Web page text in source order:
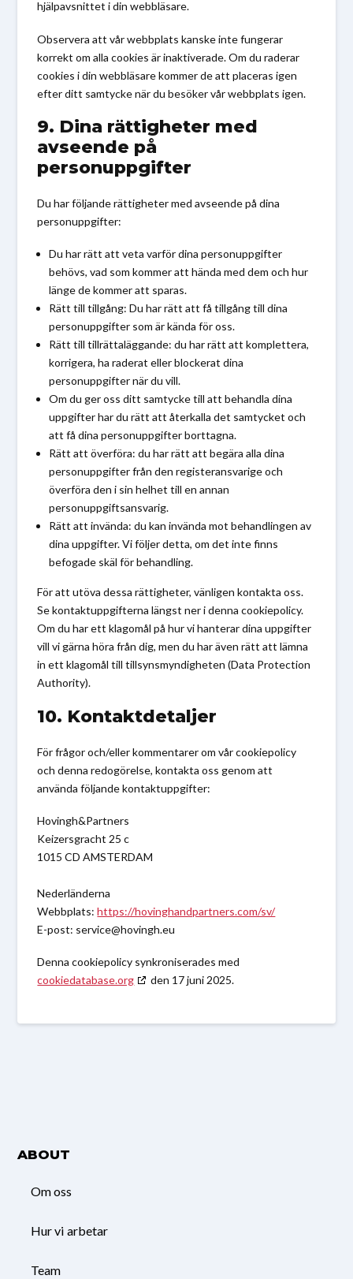
hjälpavsnittet i din webbläsare.
Observera att vår webbplats kanske inte fungerar
korrekt om alla cookies är inaktiverade. Om du raderar
cookies i din webbläsare kommer de att placeras igen
efter ditt samtycke när du besöker vår webbplats igen.
9. Dina rättigheter med
avseende på
personuppgifter
Du har följande rättigheter med avseende på dina
personuppgifter:
Du har rätt att veta varför dina personuppgifter
behövs, vad som kommer att hända med dem och hur
länge de kommer att sparas.
Rätt till tillgång: Du har rätt att få tillgång till dina
personuppgifter som är kända för oss.
Rätt till tillrättaläggande: du har rätt att komplettera,
korrigera, ha raderat eller blockerat dina
personuppgifter när du vill.
Om du ger oss ditt samtycke till att behandla dina
uppgifter har du rätt att återkalla det samtycket och
att få dina personuppgifter borttagna.
Rätt att överföra: du har rätt att begära alla dina
personuppgifter från den registeransvarige och
överföra den i sin helhet till en annan
personuppgiftsansvarig.
Rätt att invända: du kan invända mot behandlingen av
dina uppgifter. Vi följer detta, om det inte finns
befogade skäl för behandling.
För att utöva dessa rättigheter, vänligen kontakta oss.
Se kontaktuppgifterna längst ner i denna cookiepolicy.
Om du har ett klagomål på hur vi hanterar dina uppgifter
vill vi gärna höra från dig, men du har även rätt att lämna
in ett klagomål till tillsynsmyndigheten (Data Protection
Authority).
10. Kontaktdetaljer
För frågor och/eller kommentarer om vår cookiepolicy
och denna redogörelse, kontakta oss genom att
använda följande kontaktuppgifter:
Hovingh&Partners
Keizersgracht 25 c
1015 CD AMSTERDAM
Nederländerna
Webbplats:https://hovinghandpartners.com/sv/
E-post: service@hovingh.eu
Denna cookiepolicy synkroniserades med
cookiedatabase.org
den 17 juni 2025.
ABOUT
Om oss
Hur vi arbetar
Team